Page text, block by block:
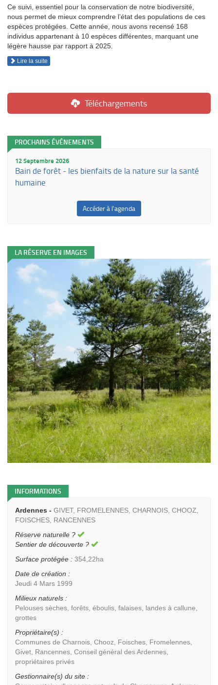
Ce suivi, essentiel pour la conservation de notre biodiversité,
nous permet de mieux comprendre l’état des populations de ces
espèces protégées. Cette année, nous avons recensé 168
individus appartenant à 10 espèces différentes, marquant une
légère hausse par rapport à 2025.
Lire la suite
Téléchargements
PROCHAINS ÉVÉNEMENTS
12 Septembre 2026
Bain de forêt - les bienfaits de la nature sur la santé
humaine
Accéder à l'agenda
LA RÉSERVE EN IMAGES
INFORMATIONS
Ardennes - GIVET, FROMELENNES, CHARNOIS, CHOOZ,
FOISCHES, RANCENNES
Réserve naturelle ?
Sentier de découverte ?
Surface protégée : 354,22ha
Date de création :
Jeudi 4 Mars 1999
Milieux naturels :
Pelouses sèches, forêts, éboulis, falaises, landes à callune,
grottes
Propriétaire(s) :
Communes de Charnois, Chooz, Foisches, Fromelennes,
Givet, Rancennes, Conseil général des Ardennes,
propriétaires privés
Gestionnaire(s) du site :